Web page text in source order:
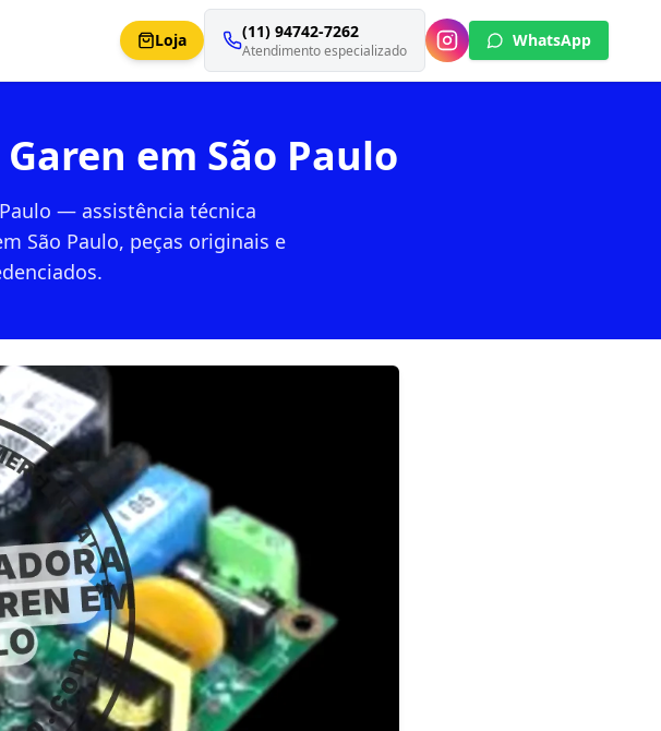
Loja (11) 94742-7262
Atendimento especializado
WhatsApp
em São Paulo
— assistência técnica
São Paulo, peças originais e